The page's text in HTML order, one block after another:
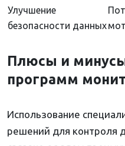
Улучшение
безопасности данных
Плюсы и
программ
Использование
решений для контроля